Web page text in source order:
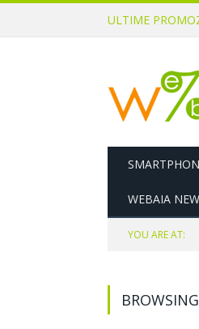
ULTIME
WEBAIA
YOU ARE AT: